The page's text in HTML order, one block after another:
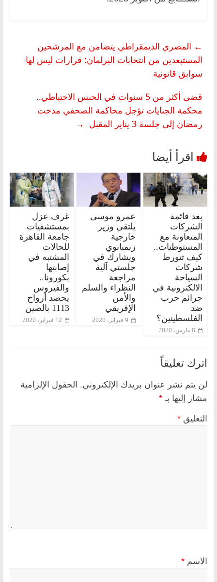
← المصري الديمقراطي يتضامن مع المرشحين
المستبعدين من انتخابات البرلمان: قرارات ليس لها
سوابق قانونية
قضى أكثر من 5 سنوات في الحبس الاحتياطي..
محكمة الجنايات تؤجل محاكمة الصحفي مدحت
رمضان إلى جلسة 3 يناير المقبل
→
بعد قائمة
الشركات
المتعاونة مع
المستوطنات..
كيف تتورط
شركات
السياحة
الالكترونية في
جرائم حرب
ضد
الفلسطينين؟
8 مارس، 2020
عمرو موسى
يلتقي وزير
خارجية
زيمبابوي
ويشارك في
جلستي آلية
مراجعة
النظراء والسلم
والأمن
الإفريقي
9 فبراير، 2020
غرف عزل
بمستشفيات
جامعة القاهرة
للحالات
المشتبه في
إصابتها
بكورونا..
والفيروس
يحصد أرواح
1113 بالصين
12 فبراير، 2020
اترك تعليقاً
لن يتم نشر عنوان بريدك الإلكتروني. الحقول الإلزامية
مشار إليها بـ *
التعليق *
الاسم *